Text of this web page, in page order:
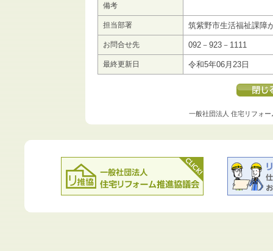
備考
担当部署 筑紫野市生活福祉課障
お問合せ先 092－923－1111
最終更新日 令和5年06月23日
一般社団法人 住宅リフォー